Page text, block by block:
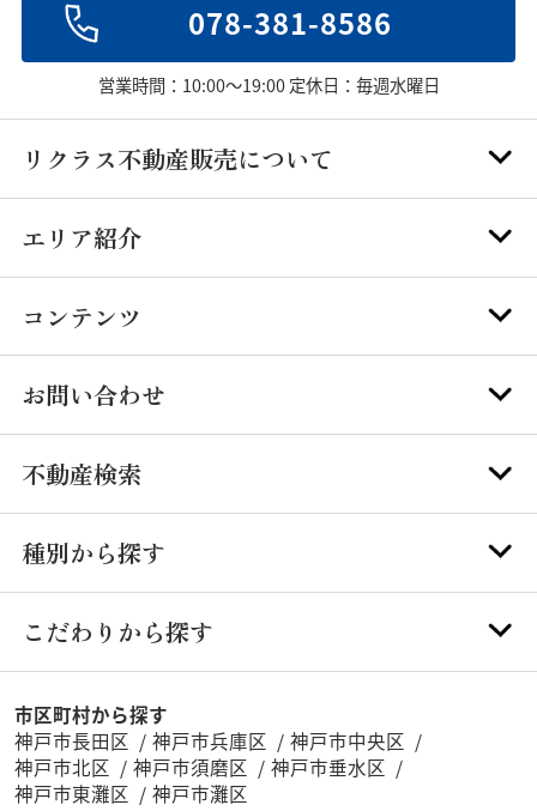
078-381-8586
営業時間：10:00～19:00 定休日：毎週水曜日
リクラス不動産販売について
エリア紹介
コンテンツ
お問い合わせ
不動産検索
種別から探す
こだわりから探す
市区町村から探す
神戸市長田区
神戸市兵庫区
神戸市中央区
神戸市北区
神戸市須磨区
神戸市垂水区
神戸市東灘区
神戸市灘区